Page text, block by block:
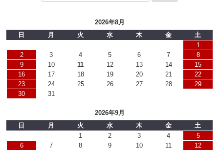
2026年8月
日
月 火 水 木 金
土
1
2
3 4 5 6 7
8
9
10 11 12 13 14
15
16
17 18 19 20 21
22
23
24 25 26 27 28
29
30
31
2026年9月
日
月 火 水 木 金
土
1
2 3 4
5
6
7 8 9 10 11
12